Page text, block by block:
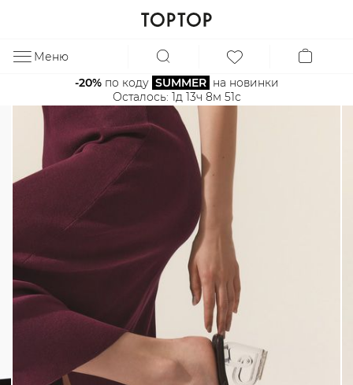
Меню
-20% по коду SUMMER на новинки
Осталось: 1д 13ч 8м 50с